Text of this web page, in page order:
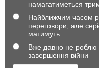
намагатиметься
Найближчим часом
переговори, але
матимуть
Вже давно не роблю
завершення війни